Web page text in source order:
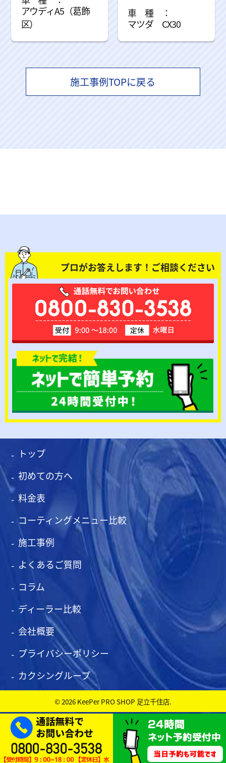
アウディA5（葛飾
区）
マツダ CX30
施工事例TOPに戻る
プロがお答えします！ご相談ください
トップ
初めての方へ
料金表
コーティングメニュー比較
施工事例
よくあるご質問
コラム
ディーラー比較
会社概要
プライバシーポリシー
カクシングループ
© 2026 KeePer PRO SHOP 足立千住店.